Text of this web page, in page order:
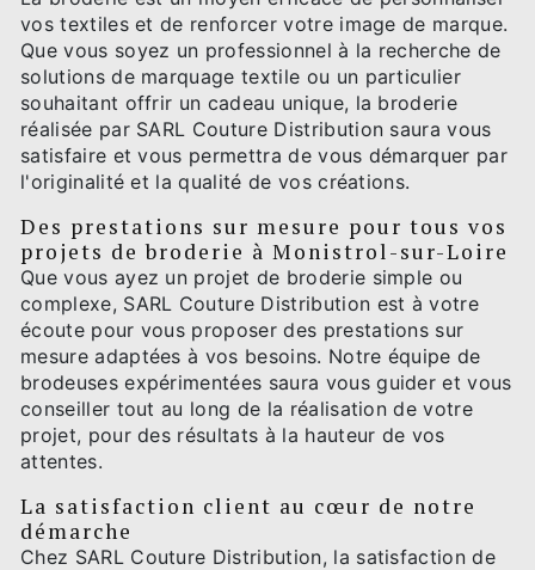
vos textiles et de renforcer votre image de marque.
Que vous soyez un professionnel à la recherche de
solutions de marquage textile ou un particulier
souhaitant offrir un cadeau unique, la broderie
réalisée par SARL Couture Distribution saura vous
satisfaire et vous permettra de vous démarquer par
l'originalité et la qualité de vos créations.
Des prestations sur mesure pour tous vos
projets de broderie à Monistrol-sur-Loire
Que vous ayez un projet de broderie simple ou
complexe, SARL Couture Distribution est à votre
écoute pour vous proposer des prestations sur
mesure adaptées à vos besoins. Notre équipe de
brodeuses expérimentées saura vous guider et vous
conseiller tout au long de la réalisation de votre
projet, pour des résultats à la hauteur de vos
attentes.
La satisfaction client au cœur de notre
démarche
Chez SARL Couture Distribution, la satisfaction de